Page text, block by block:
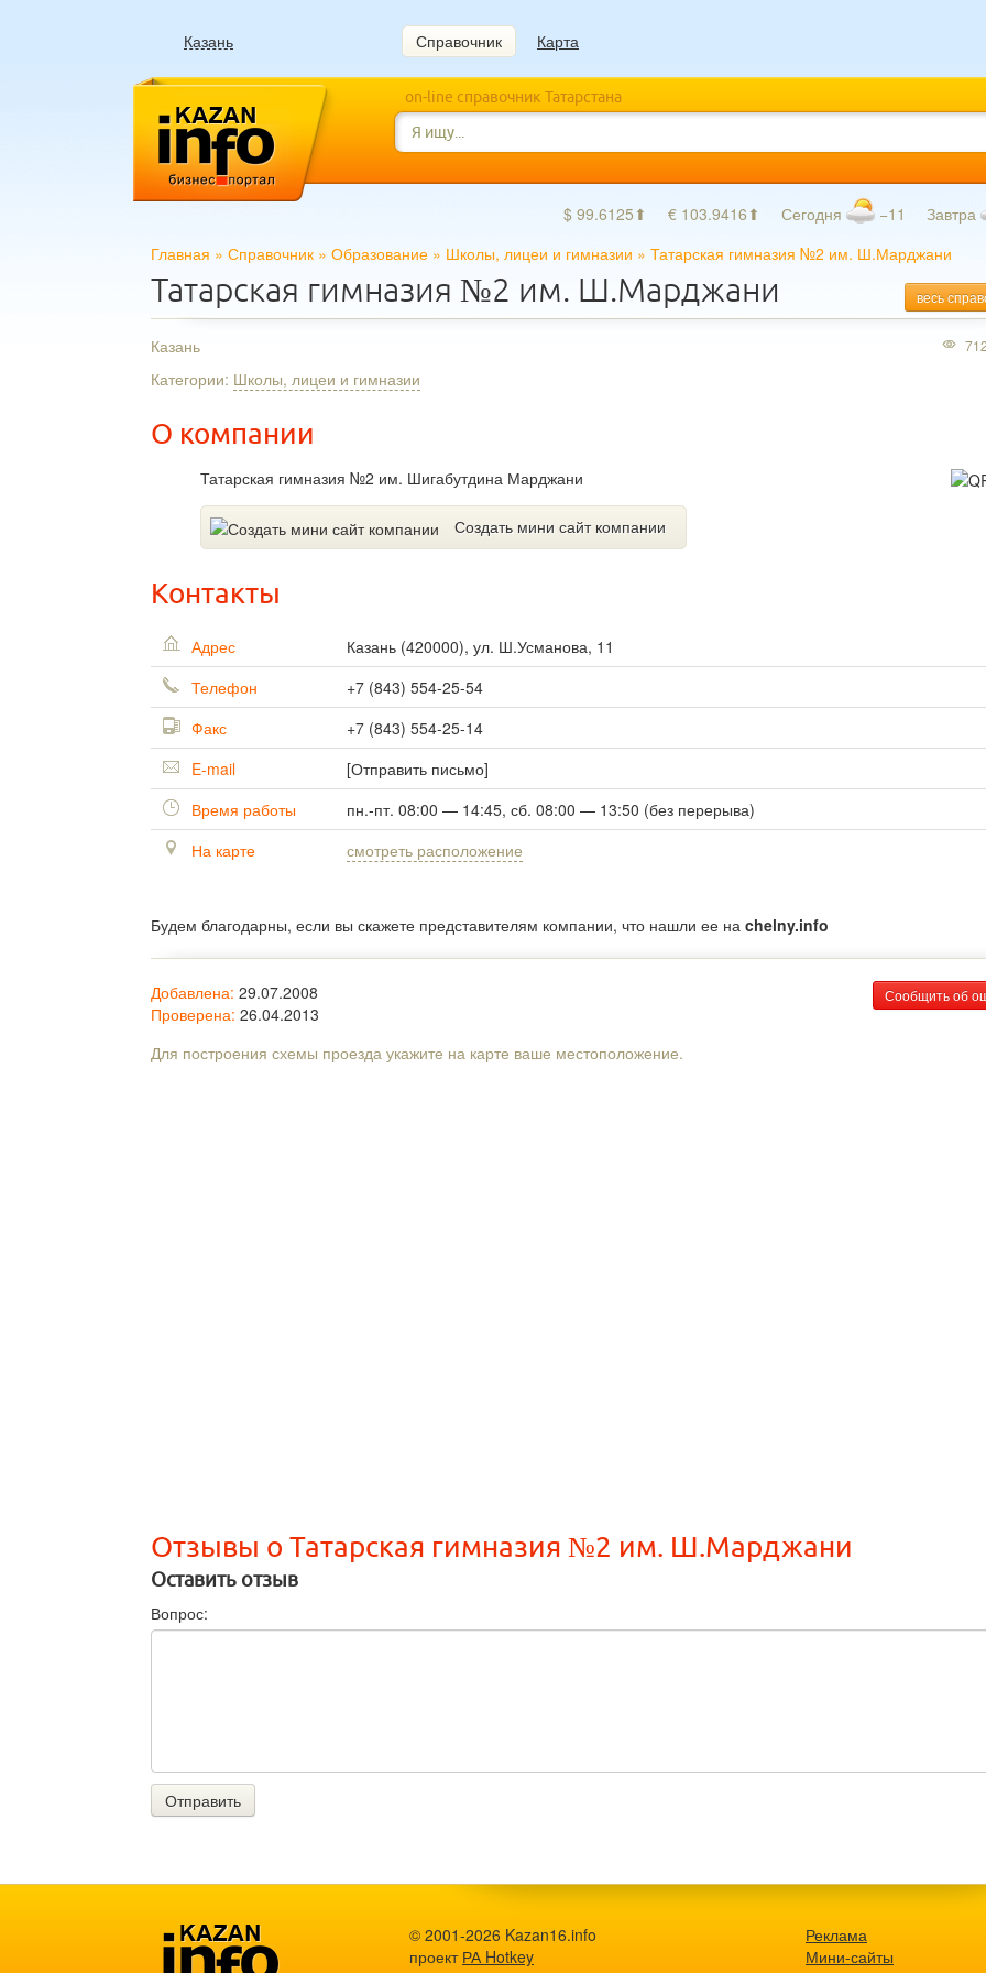
Казань Справочник Карта
on-line справочник Татарстана
$ 99.6125⬆ € 103.9416⬆ Сегодня −11 Завтра
Главная » Справочник » Образование » Школы, лицеи и гимназии » Татарская гимназия №2 им. Ш.Марджани
весь
Татарская гимназия №2 им. Ш.Марджани
Казань
Категории: Школы, лицеи и гимназии
О компании
Татарская гимназия №2 им. Шигабутдина Марджани
Создать мини сайт компании
712
Контакты
Адрес Казань (420000), ул. Ш.Усманова, 11
Телефон
+7 (843) 554-25-54
Факс
+7 (843) 554-25-14
E-mail
[Отправить письмо]
Время работы
пн.-пт. 08:00 — 14:45, сб. 08:00 — 13:50 (без перерыва)
На карте
смотреть расположение
Будем благодарны, если вы скажете представителям компании, что нашли ее на chelny.info
Сообщить об
Добавлена: 29.07.2008
Проверена: 26.04.2013
Для построения схемы проезда укажите на карте ваше местоположение.
Отзывы о Татарская гимназия №2 им. Ш.Марджани
Оставить отзыв
Вопрос:
Отправить
© 2001-2026 Kazan16.info
проект РА Hotkey
Реклама
Мини-сайты